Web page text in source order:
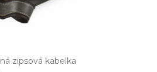
zipsová kabelka